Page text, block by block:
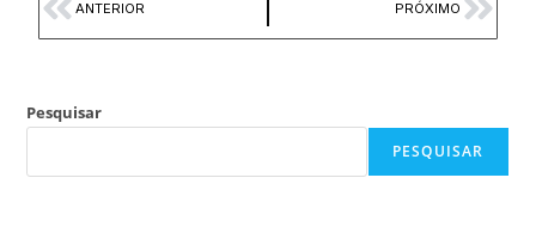
ANTERIOR PRÓXIMO
Pesquisar
PESQUISAR